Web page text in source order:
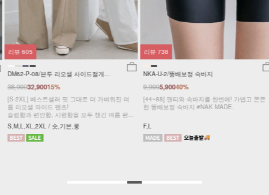
1+1 기획세트 자체제작 여름 잠옷
DM62-P-08/븐투 리오셀 사이드절개팬
15%
38,90032,900
[S-2XL] 베스트셀러 핏 그대로 더 가벼워진 여
름 리오셀 와이드 팬츠!
슬림함과 편안함, 시원함을 모두 챙긴 여름 완전
정복 팬츠
S,M,L,XL,2XL / 숏,기본,롱
리뷰605
NKA-U-2/똥배보정 속바지
40%
9,9005,900
[44~88] 팬티와 속바지를 한번에! 가볍고 쫀쫀
한 똥배보정 속바지 #NAK MADE.
F,L
리뷰738